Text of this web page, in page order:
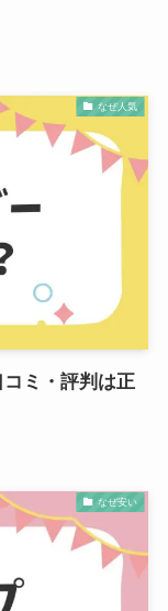
なぜ人気
ミ・評判は正
なぜ安い